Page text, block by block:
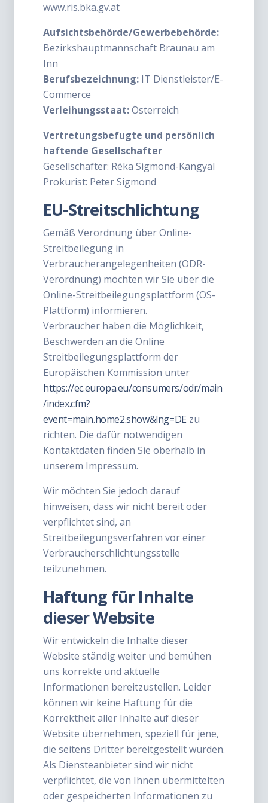
www.ris.bka.gv.at
Aufsichtsbehörde/Gewerbebehörde:
Bezirkshauptmannschaft Braunau am
Inn
Berufsbezeichnung: IT Dienstleister/E-
Commerce
Verleihungsstaat:Österreich
Vertretungsbefugte und persönlich
haftende Gesellschafter
Gesellschafter: Réka Sigmond-Kangyal
Prokurist: Peter Sigmond
EU-Streitschlichtung
Gemäß Verordnung über Online-
Streitbeilegung in
Verbraucherangelegenheiten (ODR-
Verordnung) möchten wir Sie über die
Online-Streitbeilegungsplattform (OS-
Plattform) informieren.
Verbraucher haben die Möglichkeit,
Beschwerden an die Online
Streitbeilegungsplattform der
Europäischen Kommission unter
https://ec.europa.eu/consumers/odr/main
/index.cfm?
event=main.home2.show&lng=DE zu
richten. Die dafür notwendigen
Kontaktdaten finden Sie oberhalb in
unserem Impressum.
Wir möchten Sie jedoch darauf
hinweisen, dass wir nicht bereit oder
verpflichtet sind, an
Streitbeilegungsverfahren vor einer
Verbraucherschlichtungsstelle
teilzunehmen.
Haftung für Inhalte
dieser Website
Wir entwickeln die Inhalte dieser
Website ständig weiter und bemühen
uns korrekte und aktuelle
Informationen bereitzustellen. Leider
können wir keine Haftung für die
Korrektheit aller Inhalte auf dieser
Website übernehmen, speziell für jene,
die seitens Dritter bereitgestellt wurden.
Als Diensteanbieter sind wir nicht
verpflichtet, die von Ihnen übermittelten
oder gespeicherten Informationen zu